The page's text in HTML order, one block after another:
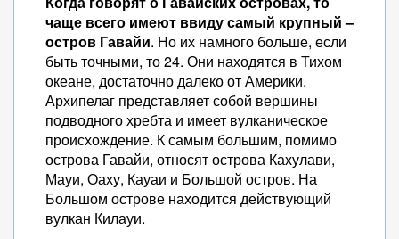
чаще всего имеют ввиду самый крупный –
остров Гавайи. Но их намного больше, если
быть точными, то 24. Они находятся в Тихом
океане, достаточно далеко от Америки.
Архипелаг представляет собой вершины
подводного хребта и имеет вулканическое
происхождение. К самым большим, помимо
острова Гавайи, относят острова Кахулави,
Мауи, Оаху, Кауаи и Большой остров. На
Большом острове находится действующий
вулкан Килауи.